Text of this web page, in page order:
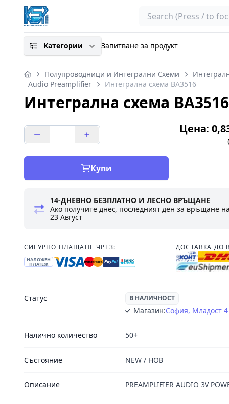
Search
Категории Запитване за продукт
Полупроводници и Интегрални Схеми
Audio Preamplifier
Интегрална схема BA3516
Интегрална схема BA3516
Цена:
Купи
14-ДНЕВНО БЕЗПЛАТНО И ЛЕСНО ВРЪЩАНЕ
Ако получите днес, последният ден за връщане
23 Август
СИГУРНО ПЛАЩАНЕ ЧРЕЗ:
НАЛОЖЕН
ПЛАТЕЖ
ДОСТАВКА ДО
Статус В НАЛИЧНОСТ
Магазин:София, Младост 4
Налично количество 50+
Състояние NEW / НОВ
Описание PREAMPLIFIER AUDIO 3V